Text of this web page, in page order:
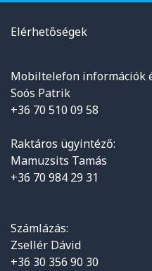
Elérhetőségek
Mobiltelefon információk
Soós Patrik
+36 70 510 09 58
Raktáros ügyintéző:
Mamuzsits Tamás
+36 70 984 29 31
Számlázás:
Zsellér Dávid
+36 30 356 90 30